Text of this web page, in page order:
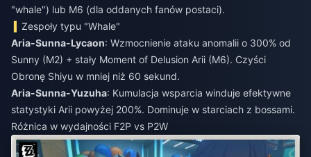
"whale") lub M6 (dla oddanych fanów postaci).
Zespoły typu "Whale"
Aria-Sunna-Lycaon: Wzmocnienie ataku anomalii o 300% od
Sunny (M2) + stały Moment of Delusion Arii (M6). Czyści
Obronę Shiyu w mniej niż 60 sekund.
Aria-Sunna-Yuzuha: Kumulacja wsparcia winduje efektywne
statystyki Arii powyżej 200%. Dominuje w starciach z bossami.
Różnica w wydajności F2P vs P2W